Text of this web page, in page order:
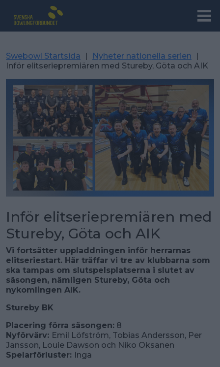
Swebowl Startsida | Nyheter nationella serien
|
Inför elitseriepremiären med Stureby, Göta och AIK
Inför elitseriepremiären med
Stureby, Göta och AIK
Vi fortsätter uppladdningen inför herrarnas
elitseriestart. Här träffar vi tre av klubbarna som
ska tampas om slutspelsplatserna i slutet av
säsongen, nämligen Stureby, Göta och
nykomlingen AIK.
Stureby BK
Placering förra säsongen: 8
Nyförvärv: Emil Löfström, Tobias Andersson, Per
Jansson, Louie Dawson och Niko Oksanen
Spelarförluster: Inga